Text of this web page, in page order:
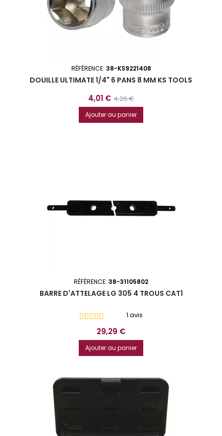
RÉFÉRENCE: 38-KS9221408
DOUILLE ULTIMATE 1/4" 6 PANS 8 MM KS TOOLS
Prix
4,01 € Prix
de
base
4,26 €
Ajouter au panier
RÉFÉRENCE: 38-31105802
BARRE D'ATTELAGE LG 305 4 TROUS CAT1
1 avis
Prix
29,29 €
Ajouter au panier